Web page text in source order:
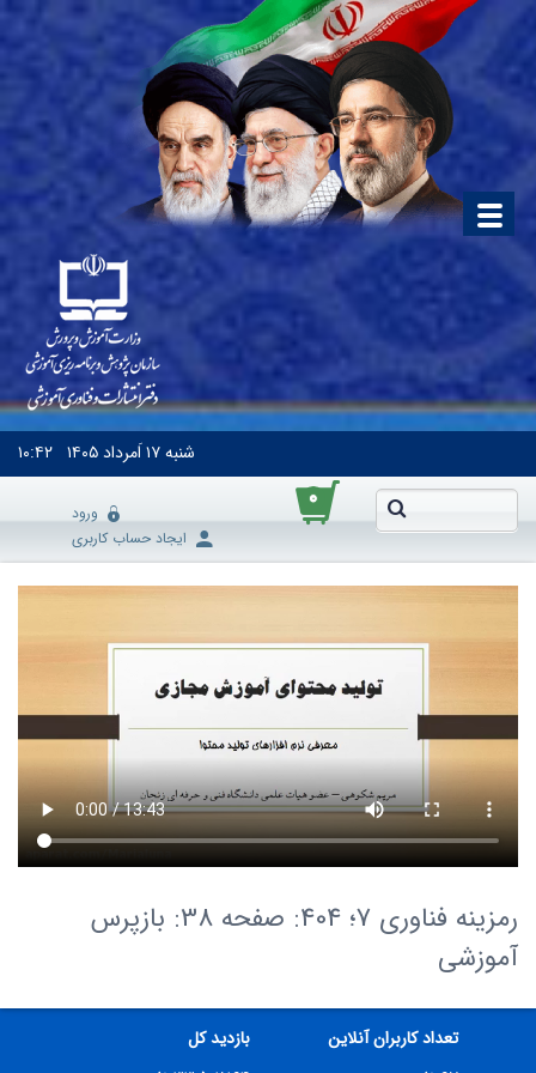
شنبه۱۷ اَمرداد ۱۴۰۵ ۱۰:۴۲
۰
ورود
ایجاد حساب کاربری
رمزینه فناوری 7؛ 404: صفحه 38: بازپرس
آموزشی
تعداد کاربران آنلاین
بازدید کل